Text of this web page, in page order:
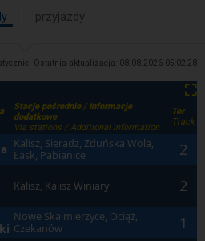
przyjazdy
Ostatnia aktualizacja: 08.08.2026 05:02:28
⛶
Stacje pośrednie / Informacje
dodatkowe
Via stations / Additional information
Tor
Track
Kalisz, Sieradz, Zduńska Wola,
Łask, Pabianice
2
Kalisz, Kalisz Winiary
2
Nowe Skalmierzyce, Ociąż,
Czekanów
1